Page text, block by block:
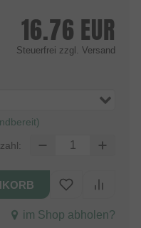
16.76 EUR
Steuerfrei zzgl. Versand
im Shop abholen?